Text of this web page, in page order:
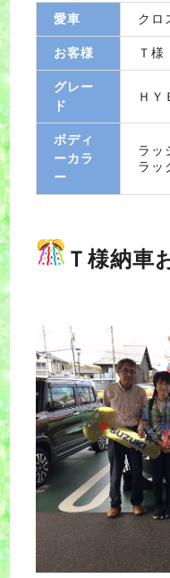
愛車 クロ
お客様 Ｔ様
グレー
ド
Ｈ
ボディ
ーカラ
ー
ラッ
ラッ
Ｔ様納車